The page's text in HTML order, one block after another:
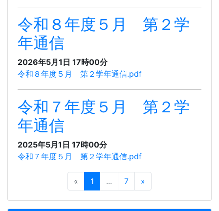
令和８年度５月 第２学
年通信
2026年5月1日 17時00分
令和８年度５月 第２学年通信.pdf
令和７年度５月 第２学
年通信
2025年5月1日 17時00分
令和７年度５月 第２学年通信.pdf
« 1 ... 7 »